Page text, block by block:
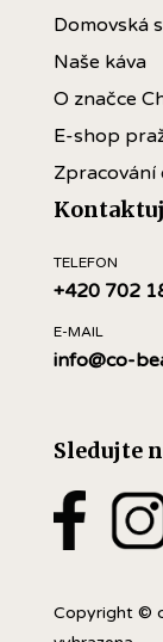
Domovská
Naše káva
O značce
E-shop
Zpracování
TELEFON
+420 702
E-MAIL
info@co-
Sledujte
Copyright ©